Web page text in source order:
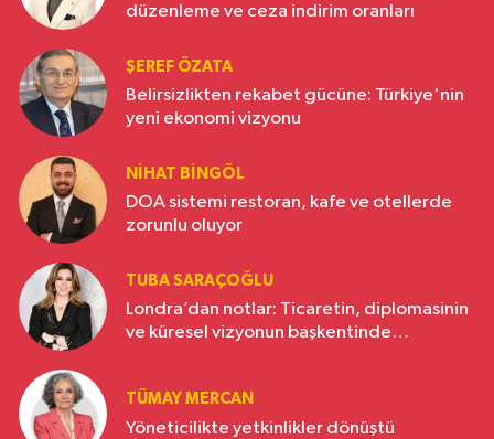
düzenleme ve ceza indirim oranları
ŞEREF ÖZATA
Belirsizlikten rekabet gücüne: Türkiye'nin
yeni ekonomi vizyonu
NIHAT BINGÖL
DOA sistemi restoran, kafe ve otellerde
zorunlu oluyor
TUBA SARAÇOĞLU
Londra’dan notlar: Ticaretin, diplomasinin
ve küresel vizyonun başkentinde
TÜMAY MERCAN
Yöneticilikte yetkinlikler dönüştü